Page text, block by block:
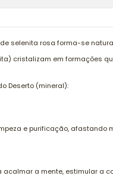
selenita rosa forma-se
cristalizam em formações
Deserto (mineral):
e purificação, afastando
a mente, estimular a